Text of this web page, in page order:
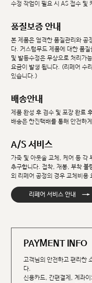
수정 작업이 필요 시 AS 접수 및
품질보증 안내
본 제품은 엄격한 품질관리와 공
다. 커스텀무드 제품에 대한 품
및 발등수정은 무상으로 처리가
요금이 발생 됩니다. (리페어 수
있습니다.)
배송안내
제품 완성 후 검수 및 포장 완료
배송은 한진택배를 통해 안전하
A/S 서비스
가죽 및 아웃솔 교체, 케어 등 각
추구합니다. 접착, 재봉, 부착 불
외 리페어 공정의 경우 교체비용
리페어 서비스 안내 →
PAYMENT INFO
고객님의 안전하고 편리한
다.
신용카드, 간편결제, 계좌